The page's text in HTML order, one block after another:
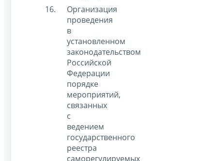
Организация
проведения
в
установленном
законодательством
Российской
Федерации
порядке
мероприятий,
связанных
с
ведением
государственного
реестра
саморегулируемых